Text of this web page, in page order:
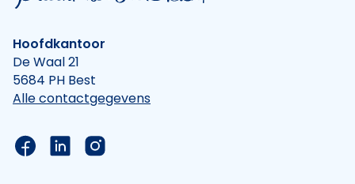
Hoofdkantoor
De Waal 21
5684 PH Best
Alle contactgegevens
Link naar de Facebook pagina van Hypotheek
Link naar de LinkedIn pagina van
Link naar de Instagram pagina van